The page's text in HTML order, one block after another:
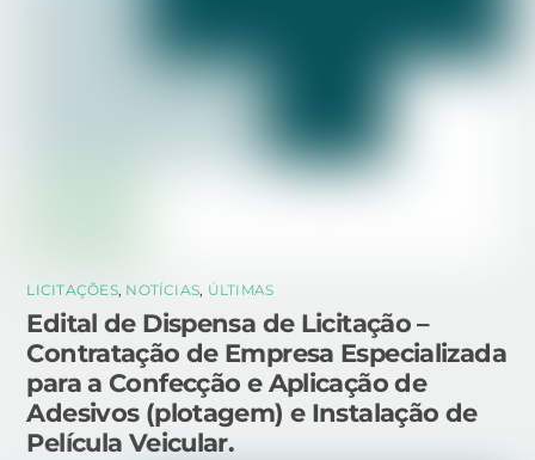
LICITAÇÕES, NOTÍCIAS, ÚLTIMAS
Edital de Dispensa de Licitação –
Contratação de Empresa Especializada
para a Confecção e Aplicação de
Adesivos (plotagem) e Instalação de
Película Veicular.